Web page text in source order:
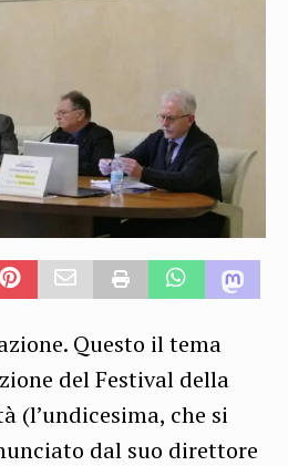
Questo il tema
del Festival della
(l’undicesima, che si
dal suo direttore